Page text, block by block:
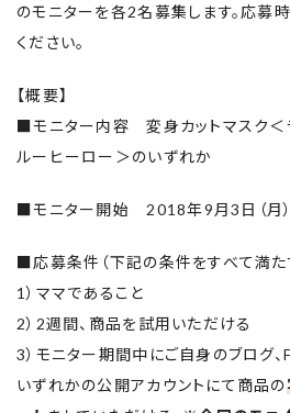
のモニターを各2名募集します。応募
ください。
【概要】
■モニター内容 変身カットマスク＜
ルーヒーロー＞のいずれか
■モニター開始 2018年9月3日（月
■応募条件（下記の条件をすべて満た
1）ママであること
2）2週間、商品を試用いただける
3）モニター期間中にご自身のブログ
いずれかの公開アカウントにて商品の